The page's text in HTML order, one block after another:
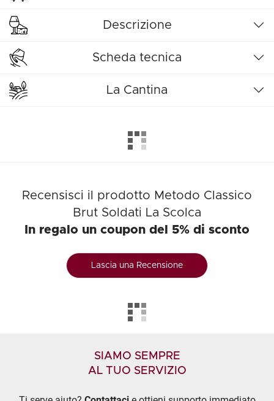
Descrizione
Scheda tecnica
La Cantina
Recensisci il prodotto Metodo Classico
Brut Soldati La Scolca
In regalo un coupon del 5% di sconto
Lascia una Recensione
SIAMO SEMPRE
AL TUO SERVIZIO